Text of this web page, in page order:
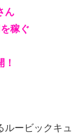
ん
稼ぐ
ルービックキュ